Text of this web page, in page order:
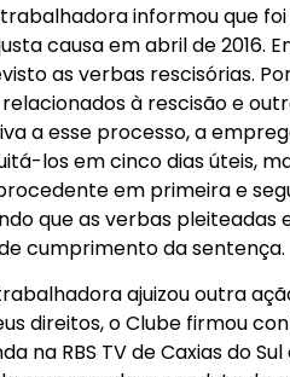
informou que
causa em abril de
as verbas rescisórias.
à rescisão e
a esse processo, a
los em cinco dias úteis,
em primeira e
que as verbas
cumprimento da sentença.
ajuizou outra
direitos, o Clube firmou
na RBS TV de Caxias do